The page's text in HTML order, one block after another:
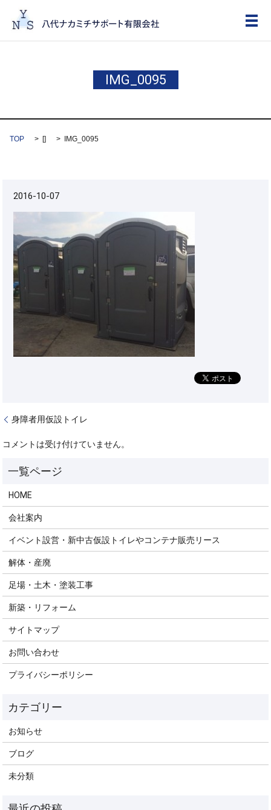
メ
IMG_0095
TOP [] IMG_0095
2016-10-07
身障者用仮設トイレ
コメントは受け付けていません。
HOME
会社案内
イベント設営・新中古仮設トイレやコンテナ販売リース
解体・産廃
足場・土木・塗装工事
新築・リフォーム
サイトマップ
お問い合わせ
プライバシーポリシー
お知らせ
ブログ
未分類